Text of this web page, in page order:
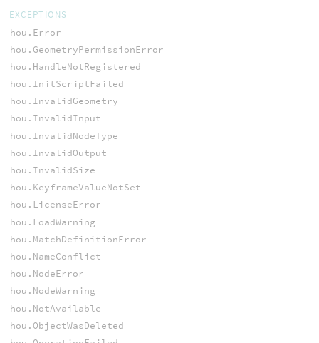
EXCEPTIONS
hou.Error
hou.GeometryPermissionError
hou.HandleNotRegistered
hou.InitScriptFailed
hou.InvalidGeometry
hou.InvalidInput
hou.InvalidNodeType
hou.InvalidOutput
hou.InvalidSize
hou.KeyframeValueNotSet
hou.LicenseError
hou.LoadWarning
hou.MatchDefinitionError
hou.NameConflict
hou.NodeError
hou.NodeWarning
hou.NotAvailable
hou.ObjectWasDeleted